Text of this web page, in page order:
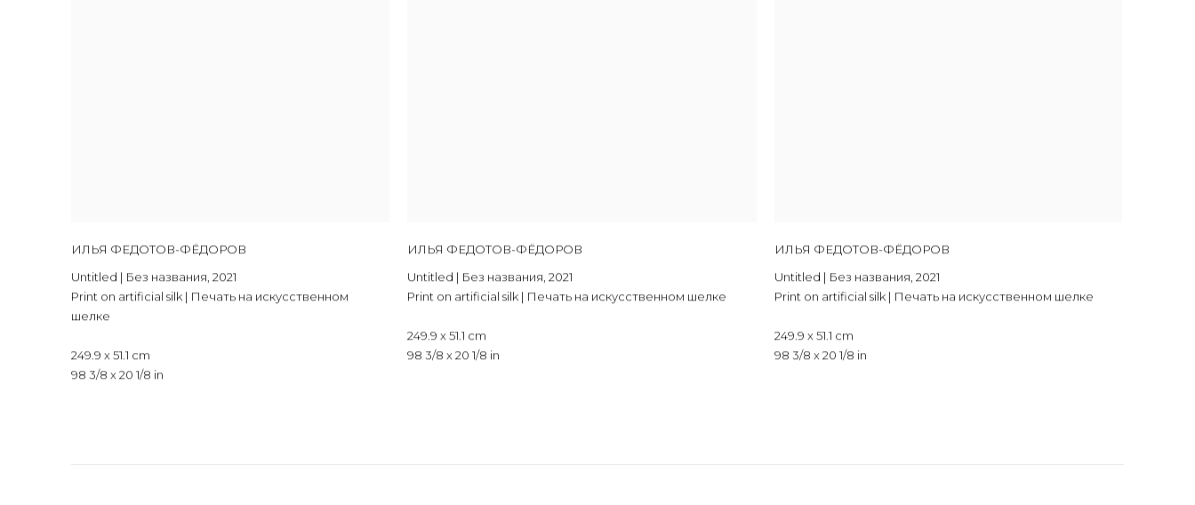
ИЛЬЯ ФЕДОТОВ-ФЁДОРОВ
Untitled | Без названия 2021
Print on artificial silk | Печать на искусственном
шелке
249.9 x 51.1 cm
98 3/8 x 20 1/8 in
ИЛЬЯ ФЕДОТОВ-ФЁДОРОВ
Untitled | Без названия ,2021
Print on artificial silk | Печать на искусственном шелке
249.9 x 51.1 cm
98 3/8 x 20 1/8 in
ИЛЬЯ ФЕДОТОВ-ФЁДОРОВ
Untitled | Без названия ,2021
Print on artificial silk | Печать на искусственном шелке
249.9 x 51.1 cm
98 3/8 x 20 1/8 in